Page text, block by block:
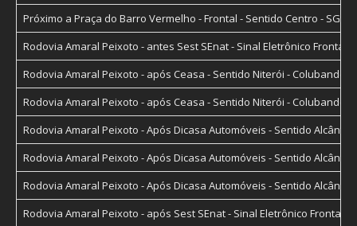
Próximo a Praça do Barro Vermelho - Frontal - Sentido Centro - SG
Rodovia Amaral Peixoto - antes Sest SEnat - Sinal Eletrônico
Rodovia Amaral Peixoto - após Ceasa - Sentido Niterói - Colubandê
Rodovia Amaral Peixoto - após Ceasa - Sentido Niterói - Colubandê
Rodovia Amaral Peixoto - Após Dicasa Automóveis - Sentido
Rodovia Amaral Peixoto - Após Dicasa Automóveis - Sentido
Rodovia Amaral Peixoto - Após Dicasa Automóveis - Sentido
Rodovia Amaral Peixoto - após Sest SEnat - Sinal Eletrônico